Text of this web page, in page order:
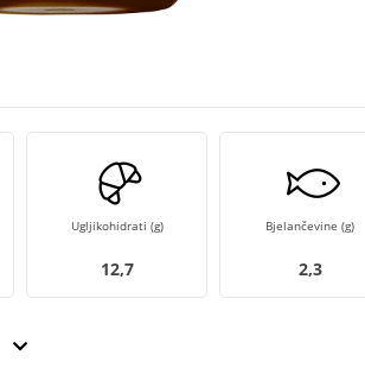
Ugljikohidrati (g)
12,7
Bjelančevine (g)
2,3